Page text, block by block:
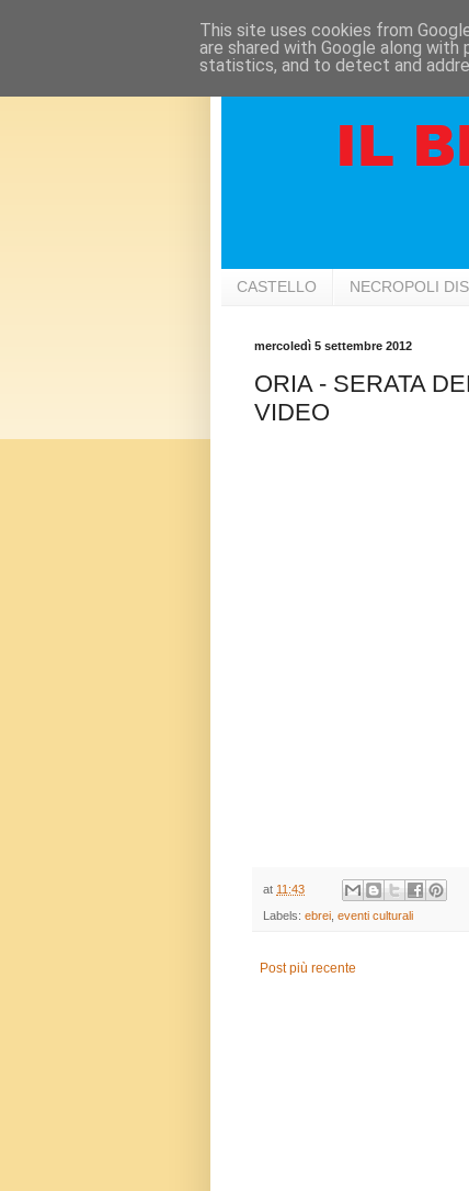
CASTELLO NECROPOLI
mercoledì 5 settembre 2012
ORIA - SERATA
VIDEO
at 11:43
Labels: ebrei eventi culturali
Post più recente
This site uses cookies from
are shared with Google along
statistics, and to detect and